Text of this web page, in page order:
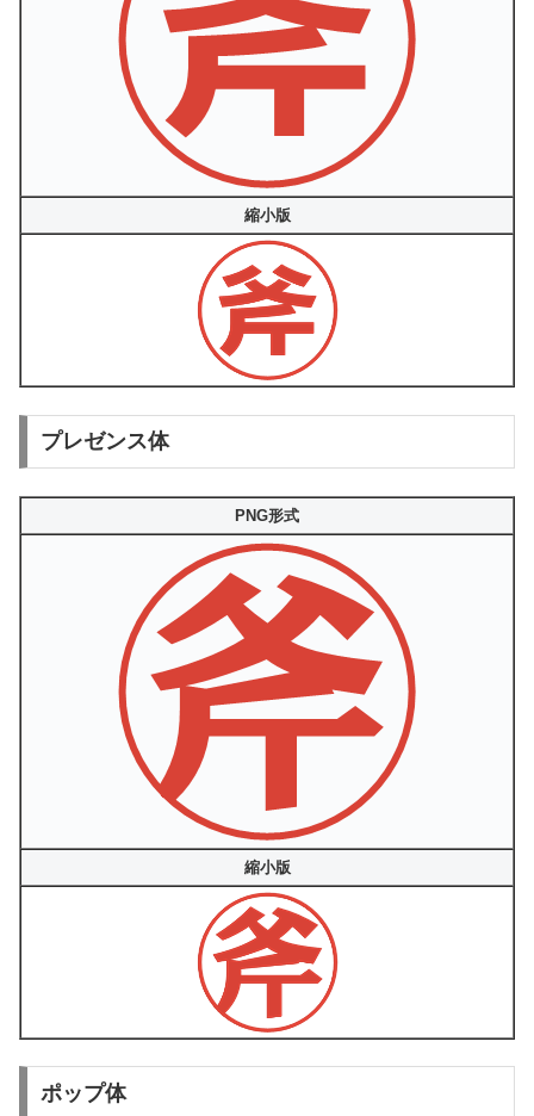
縮小版
プレゼンス体
PNG形式
縮小版
ポップ体